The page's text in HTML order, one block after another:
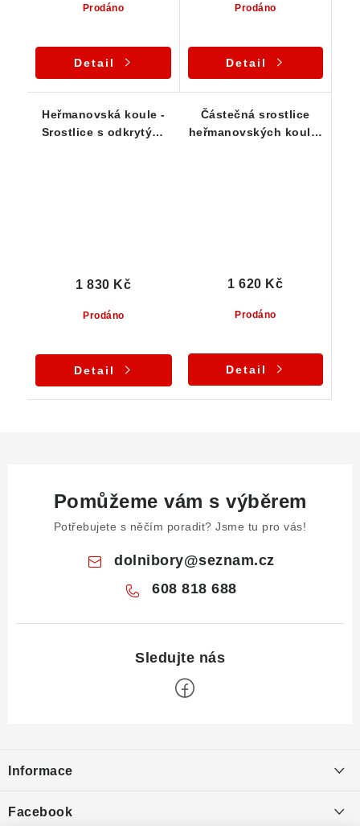
Prodáno
Detail
Prodáno
Detail
Heřmanovská koule -
Srostlice s odkrytými
Prodáno
1 830 Kč
Detail
Částečná srostlice
heřmanovských koulí -
Prodáno
1 620 Kč
Detail
Pomůžeme vám s výběrem
Potřebujete s něčím poradit? Jsme tu pro vás!
dolnibory@seznam.cz
608 818 688
p
a
Informace
Facebook